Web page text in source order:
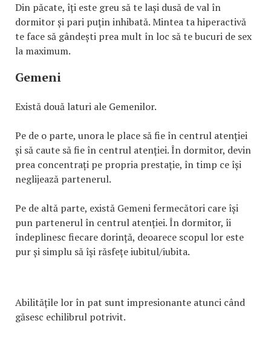
Din păcate, îți este greu să te lași dusă de val în
dormitor și pari puțin inhibată. Mintea ta hiperactivă
te face să gândești prea mult în loc să te bucuri de sex
la maximum.
Gemeni
Există două laturi ale Gemenilor.
Pe de o parte, unora le place să fie în centrul atenției
și să caute să fie în centrul atenției. În dormitor, devin
prea concentrați pe propria prestație, în timp ce își
neglijează partenerul.
Pe de altă parte, există Gemeni fermecători care își
pun partenerul în centrul atenției. În dormitor, îi
îndeplinesc fiecare dorință, deoarece scopul lor este
pur și simplu să își răsfețe iubitul/iubita.
Abilitățile lor în pat sunt impresionante atunci când
găsesc echilibrul potrivit.